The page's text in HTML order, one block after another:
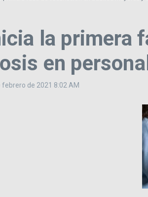
la primera
en
febrero de 2021 8:02 AM